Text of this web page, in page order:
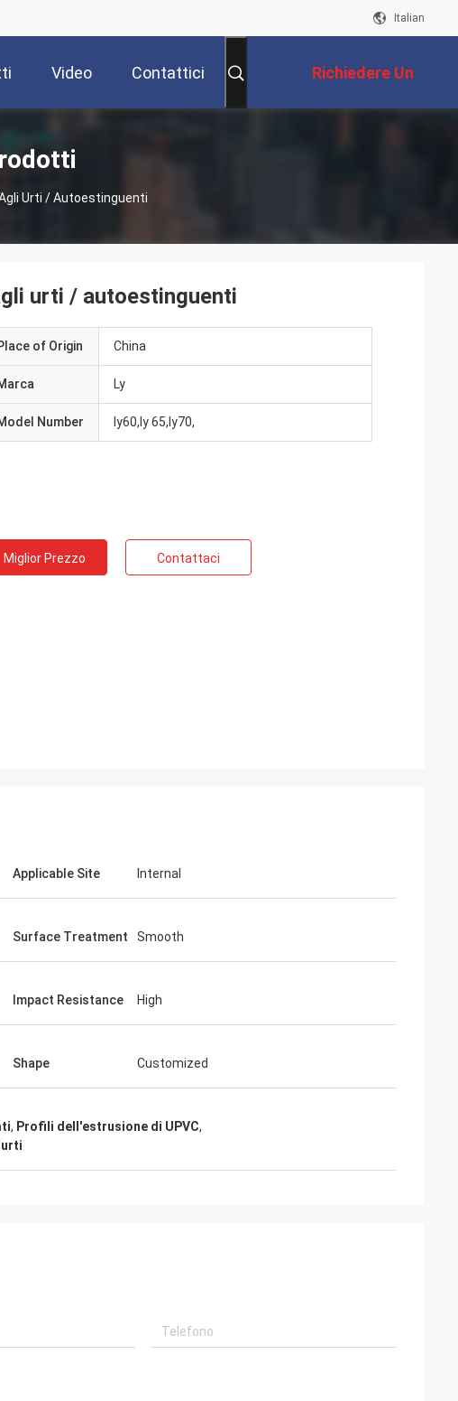
Italian
Video Contattici Richiedere Un
Preventivo
Urti / Autoestinguenti
urti / autoestinguenti
of Origin China
Ly
Number ly60,ly 65,ly70,
Miglior Prezzo Contattaci
Applicable Site Internal
Surface Treatment Smooth
Impact Resistance High
Shape Customized
, Profili dell'estrusione di UPVC,
urti